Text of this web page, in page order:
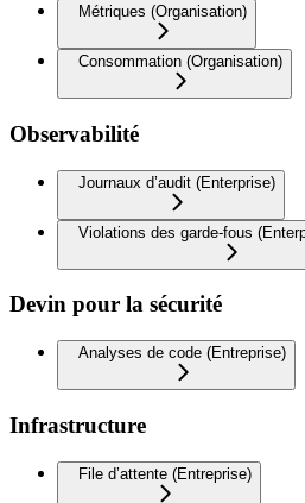
Métriques (Organisation)
Consommation (Organisation)
Observabilité
Journaux d’audit (Enterprise)
Violations des garde-fous
Devin pour la sécurité
Analyses de code (Entreprise)
Infrastructure
File d’attente (Entreprise)